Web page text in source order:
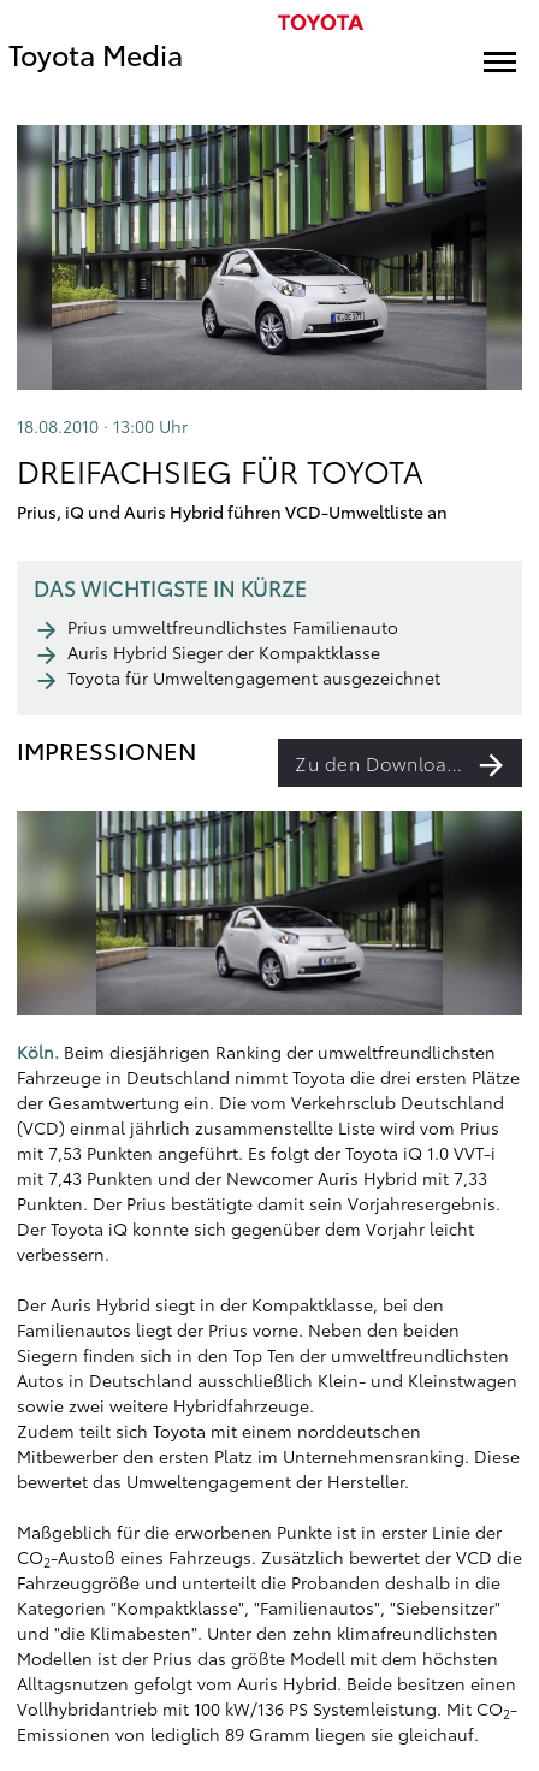
Toyota Media
18.08.2010 · 13:00 Uhr
DREIFACHSIEG FÜR TOYOTA
Prius, iQ und Auris Hybrid führen VCD-Umweltliste an
DAS WICHTIGSTE IN KÜRZE
Prius umweltfreundlichstes Familienauto
Auris Hybrid Sieger der Kompaktklasse
Toyota für Umweltengagement ausgezeichnet
IMPRESSIONEN Zu den Downloads
Köln. Beim diesjährigen Ranking der umweltfreundlichsten
Fahrzeuge in Deutschland nimmt Toyota die drei ersten Plätze
der Gesamtwertung ein. Die vom Verkehrsclub Deutschland
(VCD) einmal jährlich zusammenstellte Liste wird vom Prius
mit 7,53 Punkten angeführt. Es folgt der Toyota iQ 1.0 VVT-i
mit 7,43 Punkten und der Newcomer Auris Hybrid mit 7,33
Punkten. Der Prius bestätigte damit sein Vorjahresergebnis.
Der Toyota iQ konnte sich gegenüber dem Vorjahr leicht
verbessern.
Der Auris Hybrid siegt in der Kompaktklasse, bei den
Familienautos liegt der Prius vorne. Neben den beiden
Siegern finden sich in den Top Ten der umweltfreundlichsten
Autos in Deutschland ausschließlich Klein- und Kleinstwagen
sowie zwei weitere Hybridfahrzeuge.
Zudem teilt sich Toyota mit einem norddeutschen
Mitbewerber den ersten Platz im Unternehmensranking. Diese
bewertet das Umweltengagement der Hersteller.
Maßgeblich für die erworbenen Punkte ist in erster Linie der
CO2-Austoß eines Fahrzeugs. Zusätzlich bewertet der VCD die
Fahrzeuggröße und unterteilt die Probanden deshalb in die
Kategorien "Kompaktklasse", "Familienautos", "Siebensitzer"
und "die Klimabesten". Unter den zehn klimafreundlichsten
Modellen ist der Prius das größte Modell mit dem höchsten
Alltagsnutzen gefolgt vom Auris Hybrid. Beide besitzen einen
Vollhybridantrieb mit 100 kW/136 PS Systemleistung. Mit CO2-
Emissionen von lediglich 89 Gramm liegen sie gleichauf.